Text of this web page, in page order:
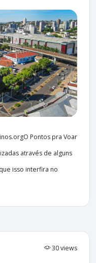
Pontos pra Voar
através de alguns
isso interfira no
30 views